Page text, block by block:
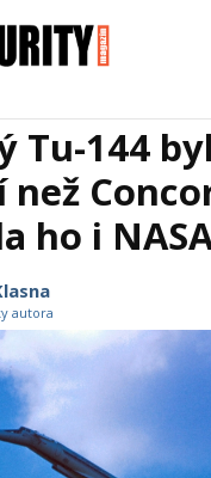
Tu-144 byl
ho i
autora